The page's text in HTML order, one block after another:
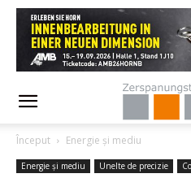
Început Energie și mediu
Energie și mediu Unelte de precizie